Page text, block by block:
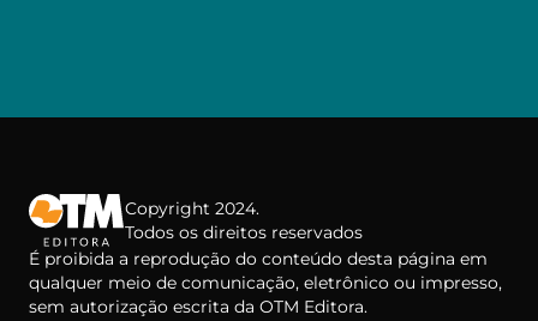
Copyright 2024.
Todos os direitos reservados
É proibida a reprodução do conteúdo desta página em
qualquer meio de comunicação, eletrônico ou impresso,
sem autorização escrita da OTM Editora.